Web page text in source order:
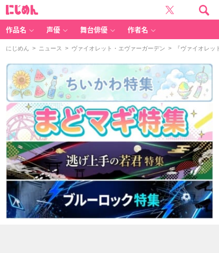
作品名 声優 舞台俳優 作者名
にじめん > ニュース > ヴァイオレット・エヴァーガーデン > 『ヴァイオレッ